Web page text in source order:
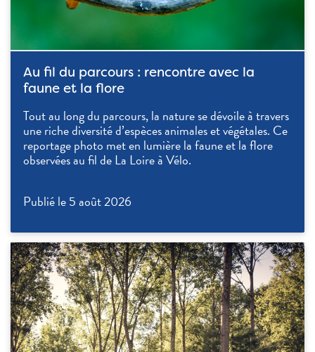
Au fil du parcours : rencontre avec la
faune et la flore
Tout au long du parcours, la nature se dévoile à travers
une riche diversité d’espèces animales et végétales. Ce
reportage photo met en lumière la faune et la flore
observées au fil de La Loire à Vélo.
Publié le 5 août 2026